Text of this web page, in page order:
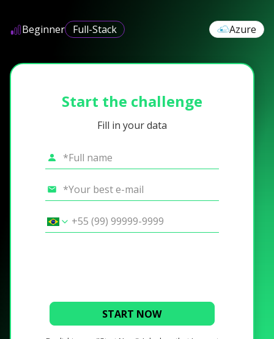
Beginner Full-Stack Azure
Start the challenge
Fill in your data
START NOW